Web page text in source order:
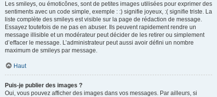
Les smileys, ou émoticônes, sont de petites images utilisées pour exprimer des
sentiments avec un code simple, exemple : :) signifie joyeux, :( signifie triste. La
liste complète des smileys est visible sur la page de rédaction de message.
Essayez toutefois de ne pas en abuser. Ils peuvent rapidement rendre un
message illisible et un modérateur peut décider de les retirer ou simplement
d’effacer le message. L’administrateur peut aussi avoir défini un nombre
maximum de smileys par message.
Haut
Puis-je publier des images ?
Oui, vous pouvez afficher des images dans vos messages. Par ailleurs, si